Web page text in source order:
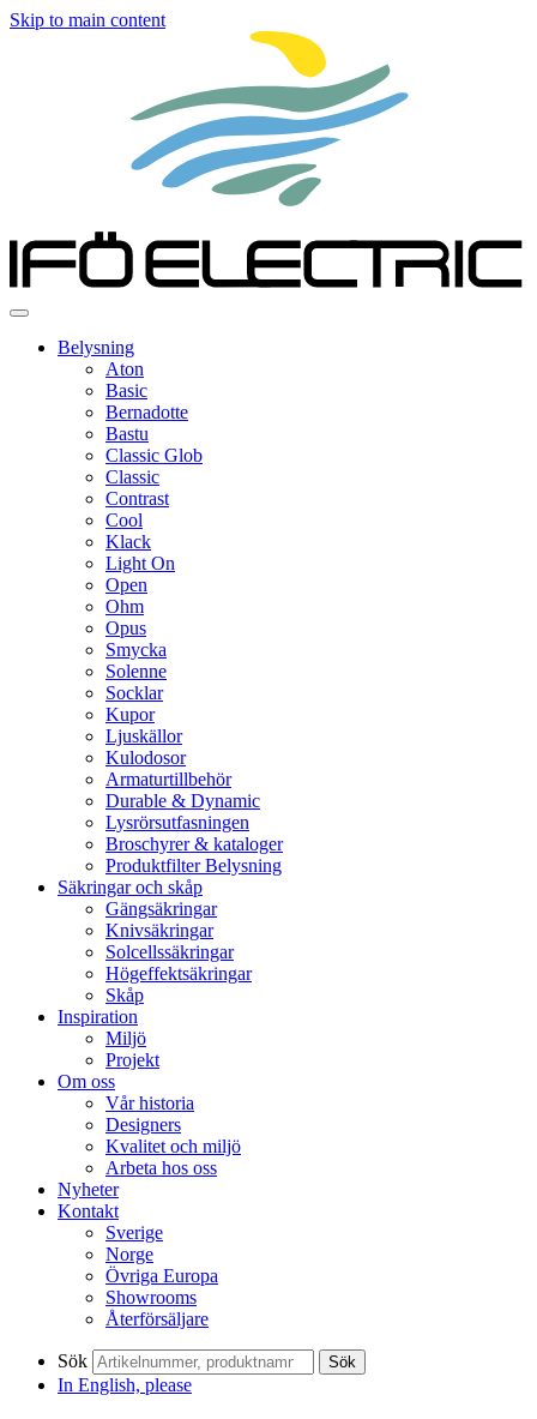
Skip to main content
Belysning
Aton
Basic
Bernadotte
Bastu
Classic Glob
Classic
Contrast
Cool
Klack
Light On
Open
Ohm
Opus
Smycka
Solenne
Socklar
Kupor
Ljuskällor
Kulodosor
Armaturtillbehör
Durable & Dynamic
Lysrörsutfasningen
Broschyrer & kataloger
Produktfilter Belysning
Säkringar och skåp
Gängsäkringar
Knivsäkringar
Solcellssäkringar
Högeffektsäkringar
Skåp
Inspiration
Miljö
Projekt
Om oss
Vår historia
Designers
Kvalitet och miljö
Arbeta hos oss
Nyheter
Kontakt
Sverige
Norge
Övriga Europa
Showrooms
Återförsäljare
Sök Sök
In English, please